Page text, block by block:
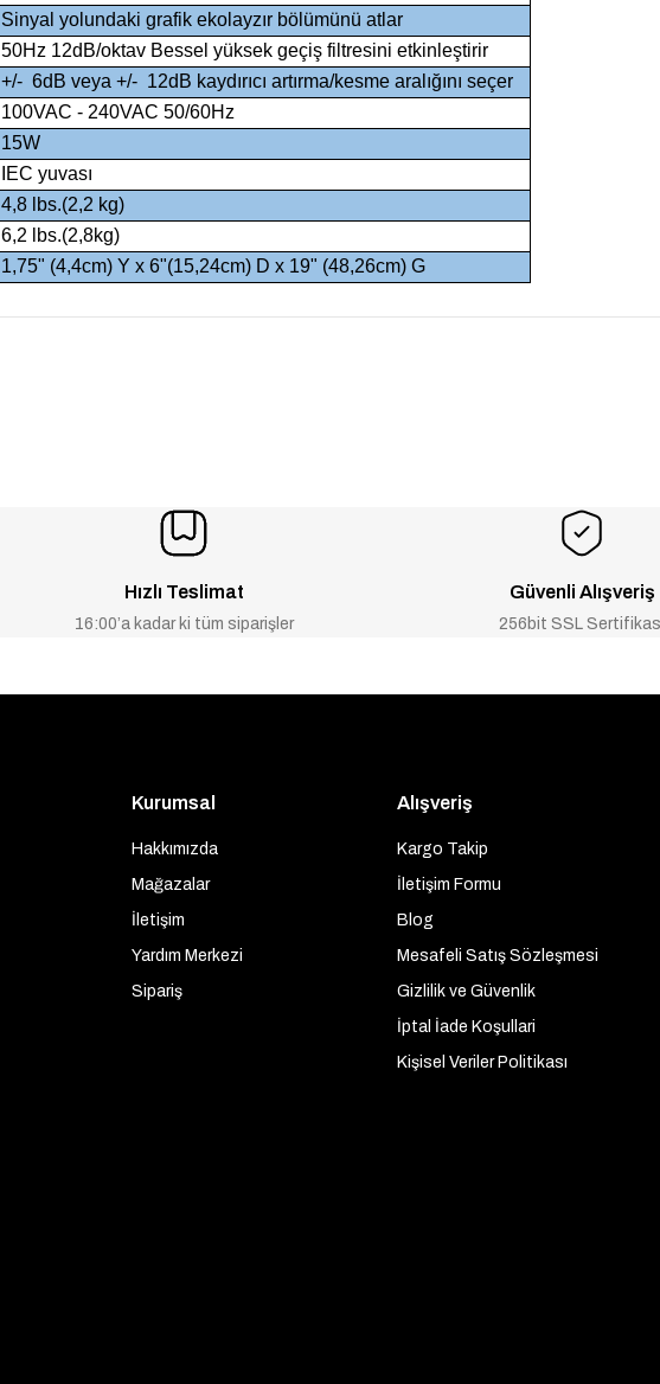
Sinyal yolundaki grafik ekolayzır bölümünü atlar
50Hz 12dB/oktav Bessel yüksek geçiş filtresini etkinleştirir
+/- 6dB veya +/- 12dB kaydırıcı artırma/kesme aralığını seçer
100VAC - 240VAC 50/60Hz
15W
IEC yuvası
4,8 lbs.(2,2 kg)
6,2 lbs.(2,8kg)
1,75" (4,4cm) Y x 6"(15,24cm) D x 19" (48,26cm) G
Hızlı Teslimat
16:00’a kadar ki tüm siparişler
Güvenli Alışveriş
256bit SSL
Kurumsal
Hakkımızda
Mağazalar
İletişim
Yardım Merkezi
Sipariş
Alışveriş
Kargo Takip
İletişim Formu
Blog
Mesafeli Satış Sözleşmesi
Gizlilik ve Güvenlik
İptal İade Koşullari
Kişisel Veriler Politikası